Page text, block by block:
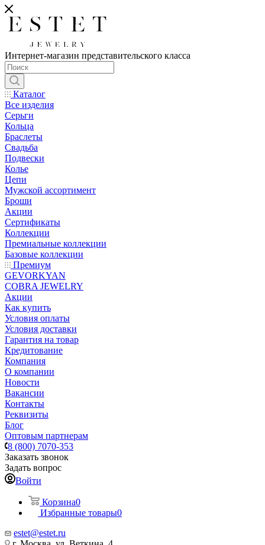
Интернет-магазин представительского класса
Каталог
Все изделия
Серьги
Кольца
Браслеты
Свадьба
Подвески
Колье
Цепи
Мужской ассортимент
Броши
Акции
Сертификаты
Коллекции
Премиальные коллекции
Базовые коллекции
Премиум
GEVORKYAN
COBRA JEWELRY
Акции
Как купить
Условия оплаты
Условия доставки
Гарантия на товар
Кредитование
Компания
О компании
Новости
Вакансии
Контакты
Реквизиты
Блог
Оптовым партнерам
8 (800) 7070-353
Заказать звонок
Задать вопрос
Войти
Корзина0
Избранные товары0
estet@estet.ru